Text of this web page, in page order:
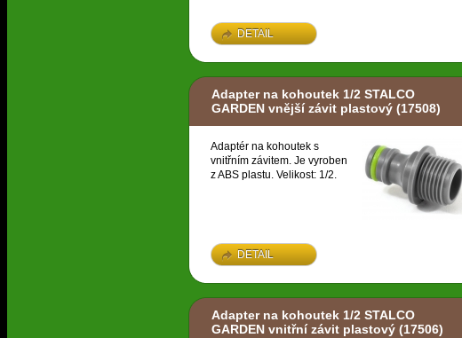
DETAIL
Adapter na kohoutek 1/2 STALCO
GARDEN vnější závit plastový (17508)
Adaptér na kohoutek s
vnitřním závitem. Je vyroben
z ABS plastu. Velikost: 1/2.
DETAIL
Adapter na kohoutek 1/2 STALCO
GARDEN vnitřní závit plastový (17506)